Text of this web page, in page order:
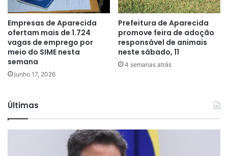
Empresas de Aparecida
ofertam mais de 1.724
vagas de emprego por
meio do SIME nesta
semana
junho 17, 2026
Prefeitura de Aparecida
promove feira de adoção
responsável de animais
neste sábado, 11
4 semanas atrás
Últimas